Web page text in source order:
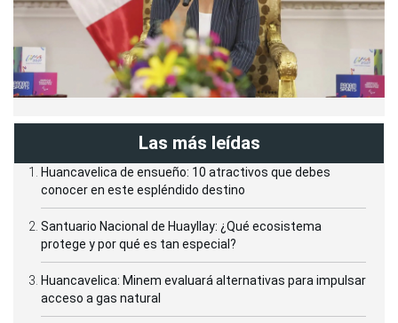
Las más leídas
Huancavelica de ensueño: 10 atractivos que debes
conocer en este espléndido destino
Santuario Nacional de Huayllay: ¿Qué ecosistema
protege y por qué es tan especial?
Huancavelica: Minem evaluará alternativas para impulsar
acceso a gas natural